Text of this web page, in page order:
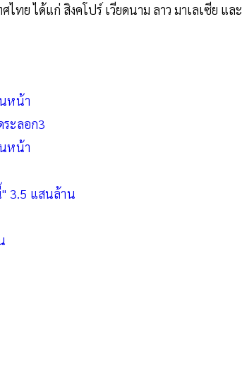
ทย ได้แก่ สิงคโปร์ เวียดนาม ลาว มาเลเซีย และ
หน้า
ะลอก3
หน้า
3.5 แสนล้าน